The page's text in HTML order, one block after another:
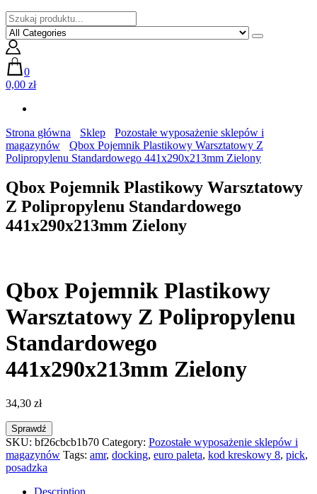
0
0,00 zł
Strona główna Sklep
Pozostałe wyposażenie sklepów i
magazynów
Qbox Pojemnik Plastikowy Warsztatowy Z
Polipropylenu Standardowego 441x290x213mm Zielony
Qbox Pojemnik Plastikowy Warsztatowy
Z Polipropylenu Standardowego
441x290x213mm Zielony
Qbox Pojemnik Plastikowy
Warsztatowy Z Polipropylenu
Standardowego
441x290x213mm Zielony
34,30 zł
Sprawdź
SKU: bf26cbcb1b70 Category: Pozostałe wyposażenie sklepów i
magazynów Tags: amr, docking, euro paleta, kod kreskowy 8, pick,
posadzka